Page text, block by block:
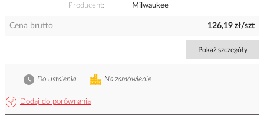
Producent
Milwaukee
Cena brutto 126,19 zł/szt
Pokaż szczegóły
Dodaj do porównania
Na zamówienie
Do ustalenia